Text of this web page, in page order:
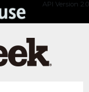
API Version 2.0